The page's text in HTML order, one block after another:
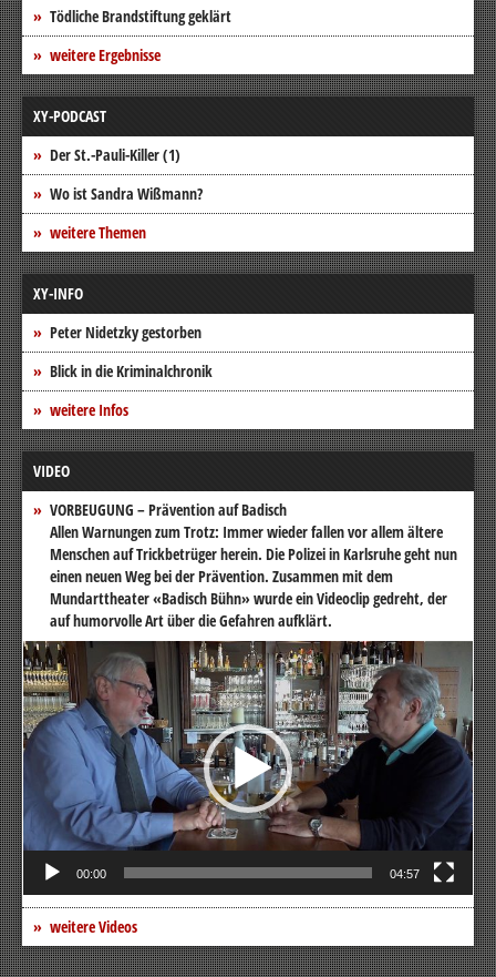
Tödliche Brandstiftung geklärt
weitere Ergebnisse
XY-PODCAST
Der St.-Pauli-Killer (1)
Wo ist Sandra Wißmann?
weitere Themen
XY-INFO
Peter Nidetzky gestorben
Blick in die Kriminalchronik
weitere Infos
VIDEO
VORBEUGUNG – Prävention auf Badisch
Allen Warnungen zum Trotz: Immer wieder fallen vor allem ältere
Menschen auf Trickbetrüger herein. Die Polizei in Karlsruhe geht nun
einen neuen Weg bei der Prävention. Zusammen mit dem
Mundarttheater «Badisch Bühn» wurde ein Videoclip gedreht, der
auf humorvolle Art über die Gefahren aufklärt.
Video-
Player
00:00 04:57
weitere Videos